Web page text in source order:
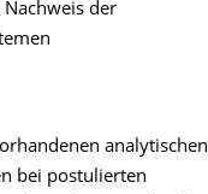
der
analytischen
bei postulierten